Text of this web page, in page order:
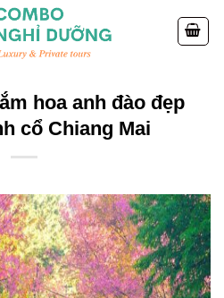
hoa anh đào đẹp
cổ Chiang Mai